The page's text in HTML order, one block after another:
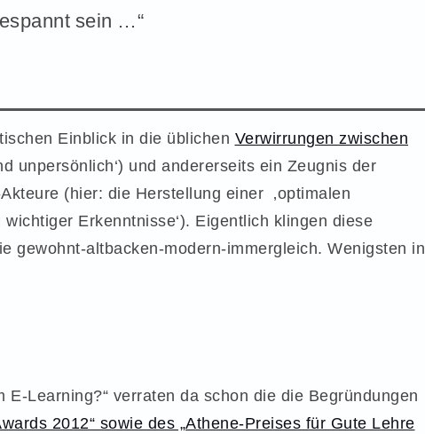
sein …“
Einblick in die üblichen Verwirrungen zwischen
unpersönlich‘) und andererseits ein Zeugnis der
(hier: die Herstellung einer ‚optimalen
Erkenntnisse‘). Eigentlich klingen diese
gewohnt-altbacken-modern-immergleich. Wenigsten in
E-Learning?“ verraten da schon die die Begründungen
2012“ sowie des „Athene-Preises für Gute Lehre